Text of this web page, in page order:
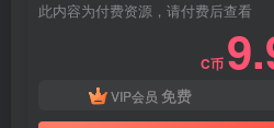
此内容为付费资源，请付费后查看
C币
VIP会员 免费